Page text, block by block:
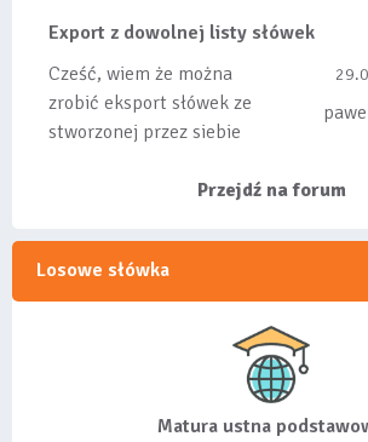
bo wiąże się...
Export z dowolnej listy słówek
Cześć, wiem że można
zrobić eksport słówek ze
stworzonej przez siebie
Przejdź na forum
Losowe słówka
Matura ustna